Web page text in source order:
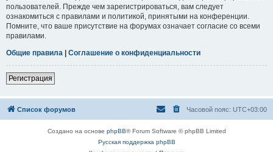
пользователей. Прежде чем зарегистрироваться, вам следует
ознакомиться с правилами и политикой, принятыми на конференции.
Помните, что ваше присутствие на форумах означает согласие со всеми
правилами.
Общие правила | Соглашение о конфиденциальности
Регистрация
Список форумов Часовой пояс: UTC+03:00
Создано на основе phpBB® Forum Software © phpBB Limited
Русская поддержка phpBB